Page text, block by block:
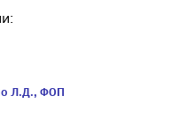
Л.Д., ФОП